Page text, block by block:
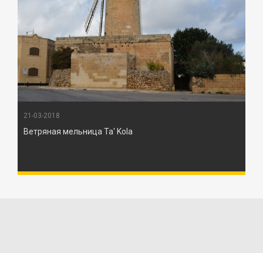
21-03-2018
Ветряная мельница Ta' Kola